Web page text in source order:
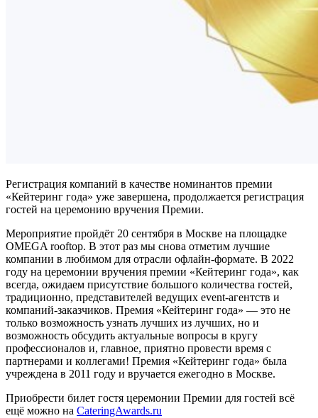
Регистрация компаний в качестве номинантов премии
«Кейтеринг года» уже завершена, продолжается регистрация
гостей на церемонию вручения Премии.
Мероприятие пройдёт 20 сентября в Москве на площадке
OMEGA rooftop. В этот раз мы снова отметим лучшие
компании в любимом для отрасли офлайн-формате. В 2022
году на церемонии вручения премии «Кейтеринг года», как
всегда, ожидаем присутствие большого количества гостей,
традиционно, представителей ведущих event-агентств и
компаний-заказчиков. Премия «Кейтеринг года» — это не
только возможность узнать лучших из лучших, но и
возможность обсудить актуальные вопросы в кругу
профессионалов и, главное, приятно провести время с
партнерами и коллегами! Премия «Кейтеринг года» была
учреждена в 2011 году и вручается ежегодно в Москве.
Приобрести билет гостя церемонии Премии для гостей всё
ещё можно на CateringAwards.ru